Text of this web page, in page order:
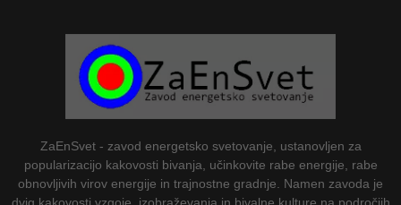
ZaEnSvet - zavod energetsko svetovanje, ustanovljen za
popularizacijo kakovosti bivanja, učinkovite rabe energije, rabe
obnovljivih virov energije in trajnostne gradnje. Namen zavoda je